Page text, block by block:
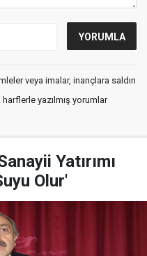
veya imalar, inançlara saldırı
yazılmış yorumlar
Yatırımı
Olur'